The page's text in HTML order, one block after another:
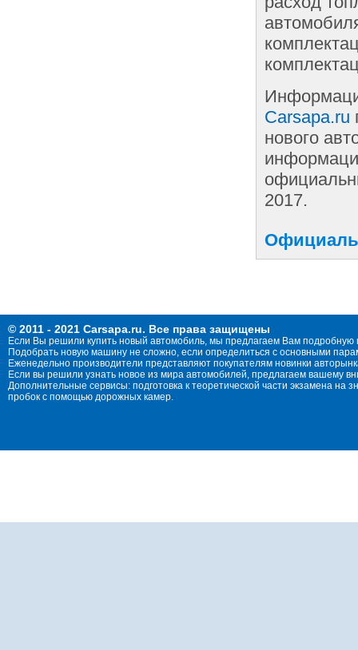
Carsapa.ru
нового
2017.
© 2011 - 2021 Carsapa.ru. Все права защищены
Если Вы решили купить новый автомобиль, мы предлагаем Вам
Подобрать новую машину не сложно, если определиться с основными
Еженедельно производители представляют покупателям новинки
Если вы решили узнать новое из мира автомобилей, предлагаем вашему
Дополнительные сервисы: подготовка к теоретической части экзамена
пробок с помощью дорожных камер.